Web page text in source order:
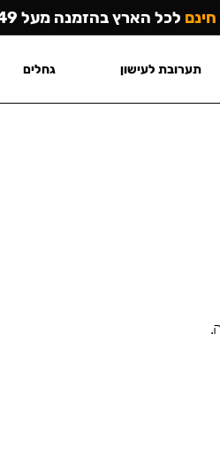
חינם לכל הארץ בהזמנה מעל ₪449
תערובת לעישון גחלים